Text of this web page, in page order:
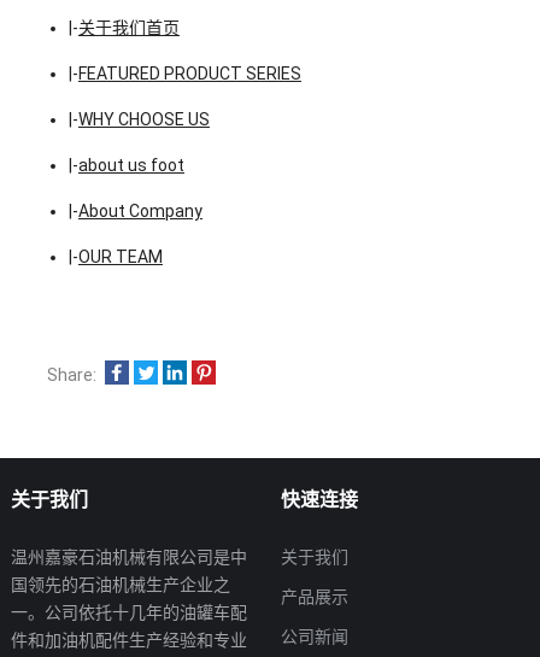
|-关于我们首页
|-FEATURED PRODUCT SERIES
|-WHY CHOOSE US
|-about us foot
|-About Company
|-OUR TEAM
Share:
关于我们
温州嘉豪石油机械有限公司是中
国领先的石油机械生产企业之
一。公司依托十几年的油罐车配
件和加油机配件生产经验和专业
快速连接
关于我们
产品展示
公司新闻